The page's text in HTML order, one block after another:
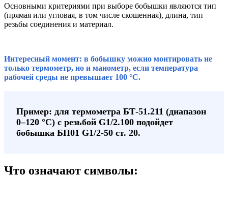
Основными критериями при выборе бобышки являются тип
(прямая или угловая, в том числе скошенная), длина, тип
резьбы соединения и материал.
Интересный момент: в бобышку можно монтировать не
только термометр, но и манометр, если температура
рабочей среды не превышает 100 °C.
Пример: для термометра БТ-51.211 (диапазон
0–120 °C) с резьбой G1/2.100 подойдет
бобышка БП01 G1/2-50 ст. 20.
Что означают символы: